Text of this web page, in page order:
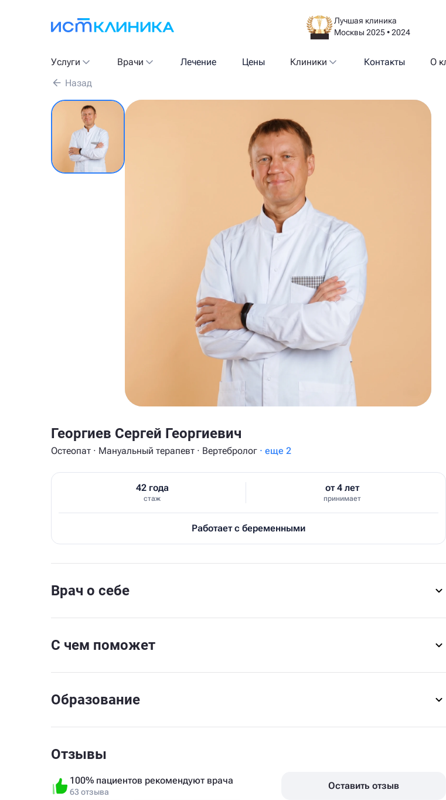
Лучшая клиника
Москвы 2025 • 2024
Услуги Врачи Лечение Цены Клиники Контакты О
Назад
Георгиев Сергей Георгиевич
Остеопат · Мануальный терапевт · Вертебролог · еще 2
42 года
стаж
от 4 лет
принимает
Работает с беременными
Врач о себе
С чем поможет
Образование
Отзывы
100% пациентов рекомендуют врача
63 отзыва
Оставить отзыв